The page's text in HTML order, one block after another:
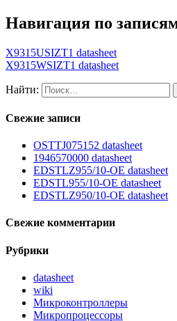
Навигация по
X9315USIZT1 datasheet
X9315WSIZT1 datasheet
Найти:
Свежие записи
OSTTJ075152 datasheet
1946570000 datasheet
EDSTLZ955/10-OE datasheet
EDSTL955/10-OE datasheet
EDSTLZ950/10-OE datasheet
Свежие комментарии
Рубрики
datasheet
wiki
Микроконтроллеры
Микропроцессоры